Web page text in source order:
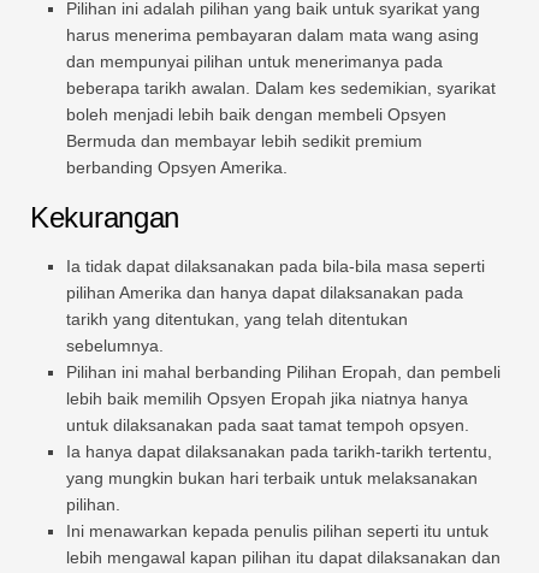
Pilihan ini adalah pilihan yang baik untuk syarikat yang
harus menerima pembayaran dalam mata wang asing
dan mempunyai pilihan untuk menerimanya pada
beberapa tarikh awalan. Dalam kes sedemikian, syarikat
boleh menjadi lebih baik dengan membeli Opsyen
Bermuda dan membayar lebih sedikit premium
berbanding Opsyen Amerika.
Kekurangan
Ia tidak dapat dilaksanakan pada bila-bila masa seperti
pilihan Amerika dan hanya dapat dilaksanakan pada
tarikh yang ditentukan, yang telah ditentukan
sebelumnya.
Pilihan ini mahal berbanding Pilihan Eropah, dan pembeli
lebih baik memilih Opsyen Eropah jika niatnya hanya
untuk dilaksanakan pada saat tamat tempoh opsyen.
Ia hanya dapat dilaksanakan pada tarikh-tarikh tertentu,
yang mungkin bukan hari terbaik untuk melaksanakan
pilihan.
Ini menawarkan kepada penulis pilihan seperti itu untuk
lebih mengawal kapan pilihan itu dapat dilaksanakan dan